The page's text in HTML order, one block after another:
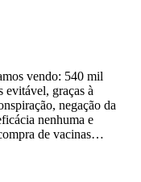
vendo: 540 mil
evitável, graças à
negação da
nenhuma e
de vacinas…